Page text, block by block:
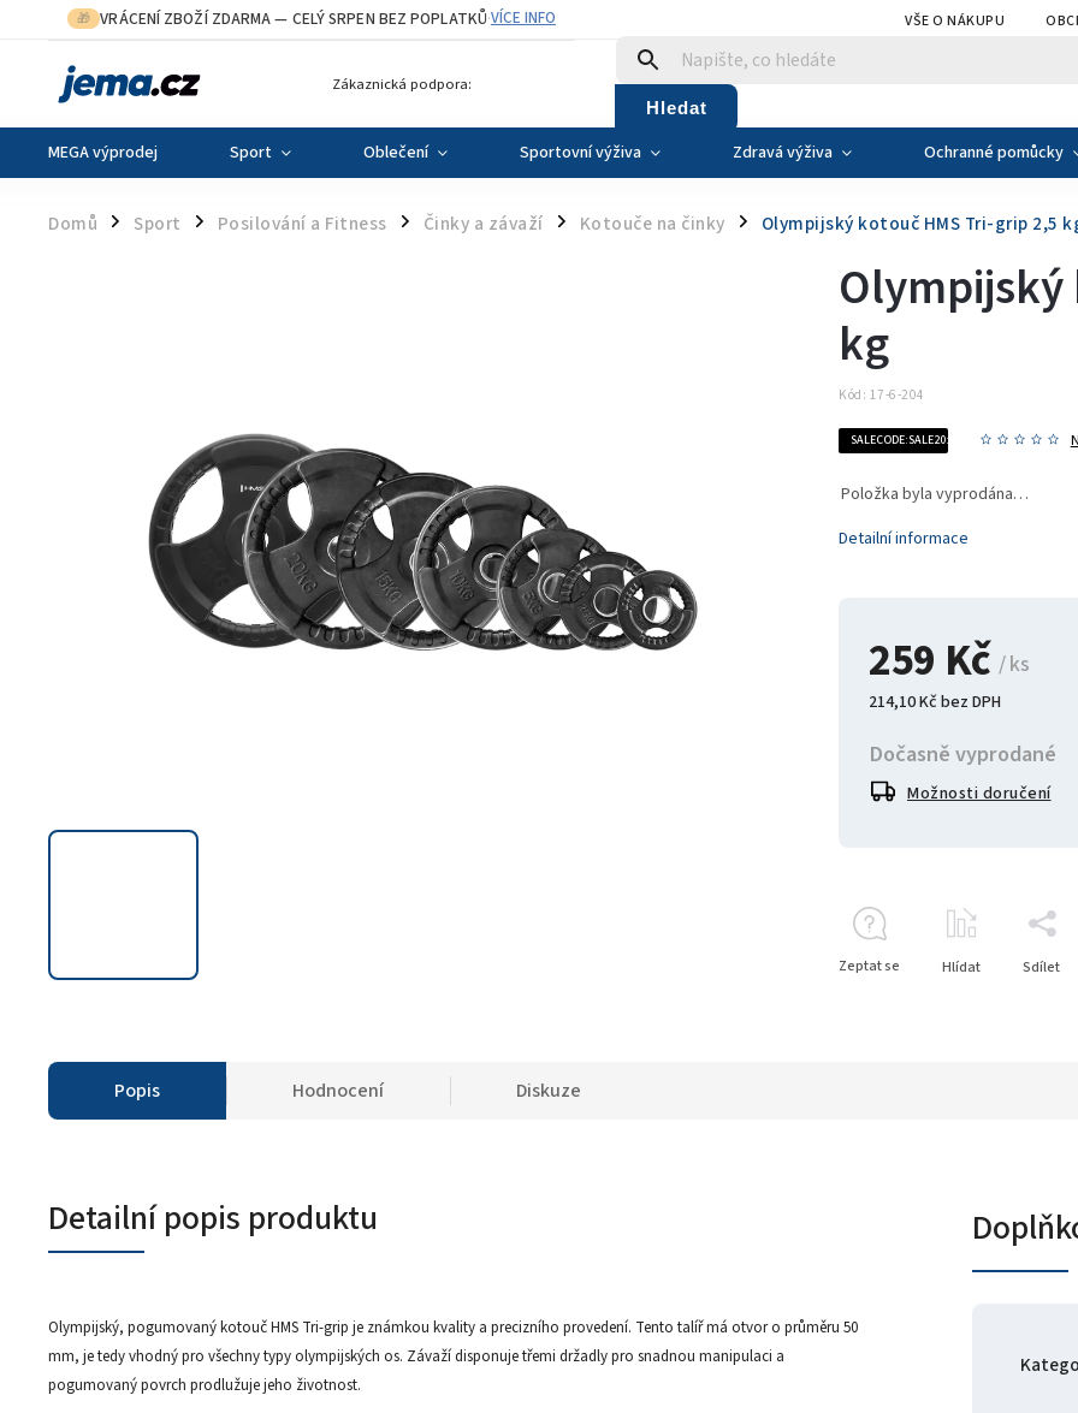
🎁 VRÁCENÍ ZBOŽÍ ZDARMA— CELÝ SRPEN BEZ POPLATKŮ·VÍCE INFO VŠE O NÁKUPU
Zákaznická podpora:
Hledat
MEGA výprodej Sport Oblečení Sportovní výživa Zdravá výživa Ochranné pomůcky
Domů / Sport / Posilování a Fitness / Činky a závaží / Kotouče na činky / Olympijský kotouč HMS Tri-grip 2,5
259 Kč / ks
214,10 Kč bez DPH
Dočasně vyprodané
Možnosti doručení
Olympijský
kg
Kód: 17-6-204
SALECODE:SALE20:20:%
Položka byla vyprodána…
Detailní informace
Zeptat se Hlídat Sdílet
Popis Hodnocení Diskuze
Detailní popis produktu
Olympijský, pogumovaný kotouč HMS Tri-grip je známkou kvality a precizního provedení. Tento talíř má otvor o průměru 50
mm, je tedy vhodný pro všechny typy olympijských os. Závaží disponuje třemi držadly pro snadnou manipulaci a
pogumovaný povrch prodlužuje jeho životnost.